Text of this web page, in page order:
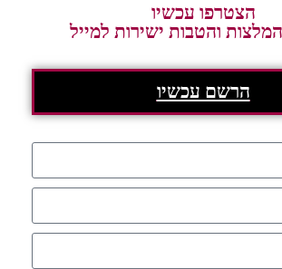
הצטרפו עכשיו
והטבות ישירות למייל
הרשם עכשיו